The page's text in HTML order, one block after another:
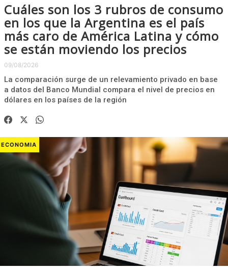
Cuáles son los 3 rubros de consumo
en los que la Argentina es el país
más caro de América Latina y cómo
se están moviendo los precios
09/08/2026
La comparación surge de un relevamiento privado en base
a datos del Banco Mundial compara el nivel de precios en
dólares en los países de la región
ECONOMIA